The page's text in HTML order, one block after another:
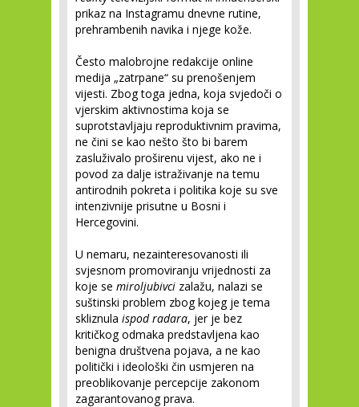
prikaz na Instagramu dnevne rutine,
prehrambenih navika i njege kože.
Često malobrojne redakcije online
medija „zatrpane“ su prenošenjem
vijesti. Zbog toga jedna, koja svjedoči o
vjerskim aktivnostima koja se
suprotstavljaju reproduktivnim pravima,
ne čini se kao nešto što bi barem
zasluživalo proširenu vijest, ako ne i
povod za dalje istraživanje na temu
antirodnih pokreta i politika koje su sve
intenzivnije prisutne u Bosni i
Hercegovini.
U nemaru, nezainteresovanosti ili
svjesnom promoviranju vrijednosti za
koje se miroljubivci zalažu, nalazi se
suštinski problem zbog kojeg je tema
skliznula ispod radara, jer je bez
kritičkog odmaka predstavljena kao
benigna društvena pojava, a ne kao
politički i ideološki čin usmjeren na
preoblikovanje percepcije zakonom
zagarantovanog prava.